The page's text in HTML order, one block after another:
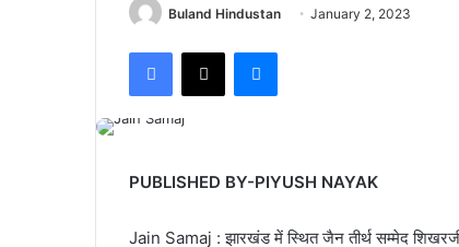
Buland Hindustan January 2, 2023
Facebook
X Messenger
PUBLISHED BY-PIYUSH NAYAK
Jain Samaj : झारखंड में स्थित जैन तीर्थ सम्मेद शिखरजी